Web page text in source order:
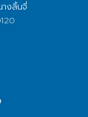
งลิ้นจี่